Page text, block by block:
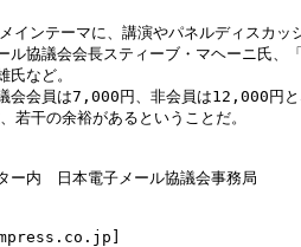
インテーマに、講演やパネルディスカッ
ル協議会会長スティーブ・マヘーニ氏、
など。
会会員は7,000円、非会員は12,000円と
若干の余裕があるということだ。
ー内　日本電子メール協議会事務局